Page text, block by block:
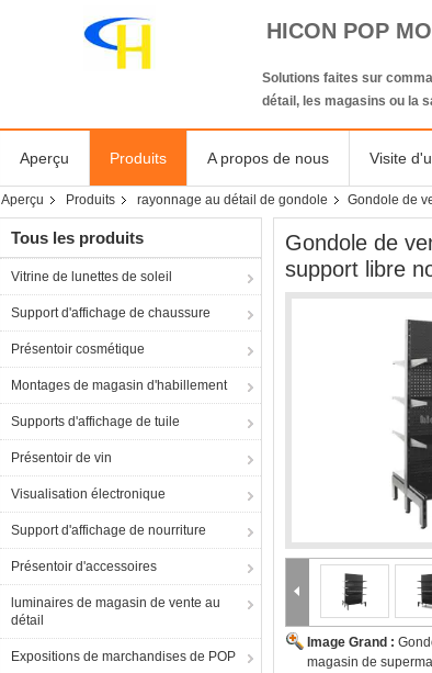
HICON POP
Solutions faites sur
détail, les magasins ou la
Aperçu Produits A propos de nous Visite
Aperçu Produits rayonnage au détail de gondole Gondole de
Tous les produits
Vitrine de lunettes de soleil
Support d'affichage de chaussure
Présentoir cosmétique
Montages de magasin d'habillement
Supports d'affichage de tuile
Présentoir de vin
Visualisation électronique
Support d'affichage de nourriture
Présentoir d'accessoires
luminaires de magasin de vente au
détail
Expositions de marchandises de POP
Gondole de
support libre
Image Grand :
magasin de